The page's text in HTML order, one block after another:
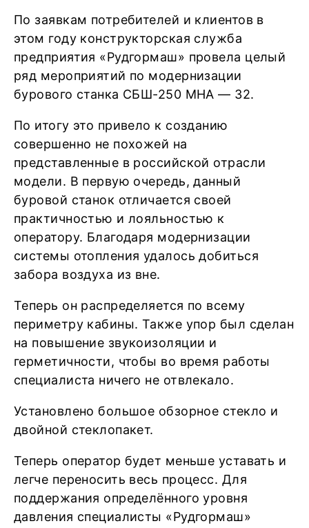
По заявкам потребителей и клиентов в
этом году конструкторская служба
предприятия «Рудгормаш» провела целый
ряд мероприятий по модернизации
бурового станка СБШ-250 МНА — 32.
По итогу это привело к созданию
совершенно не похожей на
представленные в российской отрасли
модели. В первую очередь, данный
буровой станок отличается своей
практичностью и лояльностью к
оператору. Благодаря модернизации
системы отопления удалось добиться
забора воздуха из вне.
Теперь он распределяется по всему
периметру кабины. Также упор был сделан
на повышение звукоизоляции и
герметичности, чтобы во время работы
специалиста ничего не отвлекало.
Установлено большое обзорное стекло и
двойной стеклопакет.
Теперь оператор будет меньше уставать и
легче переносить весь процесс. Для
поддержания определённого уровня
давления специалисты «Рудгормаш»